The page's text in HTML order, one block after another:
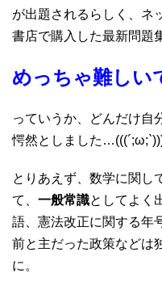
が出題されるらしく、ネ
書店で購入した最新問題
めっちゃ難しい
っていうか、どんだけ自
愕然としました
とりあえず、数学に関し
て、 一般常識としてよく
語、憲法改正に関する年
前と主だった政策などは
に。